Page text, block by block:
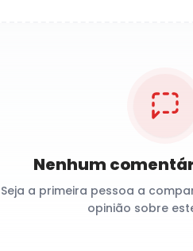
Nenhum
Seja a primeira pessoa a
opinião sobre